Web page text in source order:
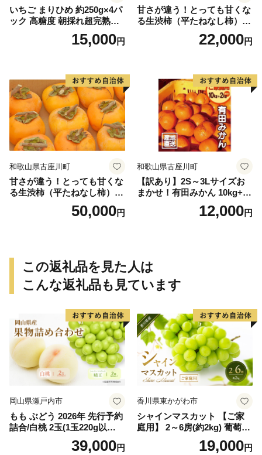
いちご まりひめ 約250g×4パ
ック 高糖度 朝採れ超完熟ま
りひめ 1月以降発送分
15,000円
甘さが違う！とっても甘くな
る生渋柿（平たねなし柿）吊
ップ付約4.5～5kg 約24～30
22,000円
和歌山県古座川町
甘さが違う！とっても甘くな
る生渋柿（平たねなし柿）吊
ップ付約14.5～15kg 約60～
50,000円
和歌山県古座川町
【訳あり】2S～3Lサイズお
まかせ！有田みかん 10kg+2k
g保証分 11月から12月下旬ま
でに順次発送致します。 / 訳
12,000円
この返礼品を見た人は
こんな返礼品も見ています
岡山県瀬戸内市
もも ぶどう 2026年 先行予約
詰合/白桃 2玉(1玉220g以
上)・シャインマスカット 晴
39,000円
香川県東かがわ市
シャインマスカット 【ご家
庭用】 2～6房(約2kg) 葡萄 ぶ
どう ブドウ フルーツ 果物 く
だもの 果実 旬の果物 旬のフ
19,000円